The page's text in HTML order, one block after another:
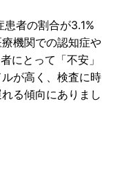
患者の割合が3.1%
療機関での認知症や
にとって「不安」
が高く、検査に時
る傾向にありまし